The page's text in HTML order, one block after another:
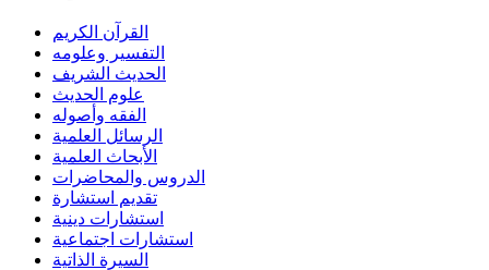
القرآن الكريم
التفسير وعلومه
الحديث الشريف
علوم الحديث
الفقه وأصوله
الرسائل العلمية
الأبحاث العلمية
الدروس والمحاضرات
تقديم استشارة
استشارات دينية
استشارات اجتماعية
السيرة الذاتية